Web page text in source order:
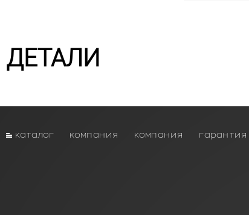
ДЕТАЛИ
каталог компания компания гарантия